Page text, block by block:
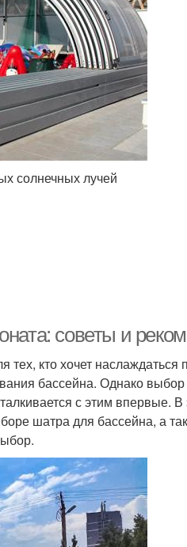
солнечных лучей
советы и
тех, кто хочет наслаждаться
бассейна. Однако
с этим впервые.
шатра для бассейна, а